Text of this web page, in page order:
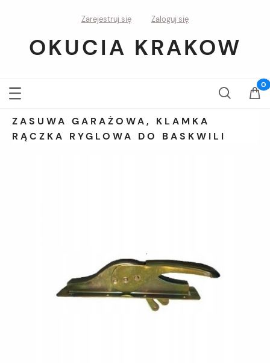
Zarejestruj się Zaloguj się
OKUCIA KRAKOW
ZASUWA GARAŻOWA, KLAMKA
RĄCZKA RYGLOWA DO BASKWILI